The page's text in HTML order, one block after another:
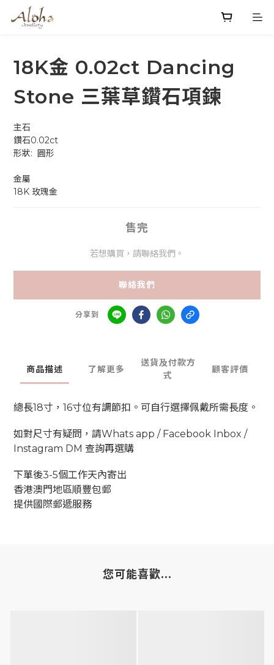
18K金 0.02ct Dancing
Stone 三葉草鑽石項鍊
主石
鑽石0.02ct
形狀:  圓形
金屬
18K 玫瑰金
售完
若想購買，請聯絡我們。
聯絡我們
分享到
商品描述 了解更多
送貨及付款方
式
顧客評價
總長18寸，16寸位有調節扣。可自行選擇佩戴所需長度。
如對尺寸有疑問，請Whats app / Facebook Inbox /
Instagram DM 查詢再選購
下單後3-5個工作天內寄出
香港澳門地區順豐包郵
提供國際郵遞服務
您可能喜歡...